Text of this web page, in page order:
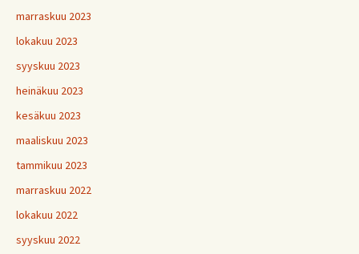
marraskuu 2023
lokakuu 2023
syyskuu 2023
heinäkuu 2023
kesäkuu 2023
maaliskuu 2023
tammikuu 2023
marraskuu 2022
lokakuu 2022
syyskuu 2022